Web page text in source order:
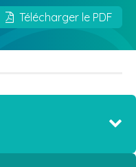
Télécharger le PDF